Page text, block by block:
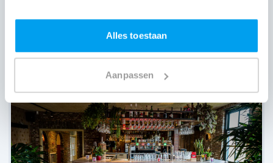
Alles toestaan
Aanpassen